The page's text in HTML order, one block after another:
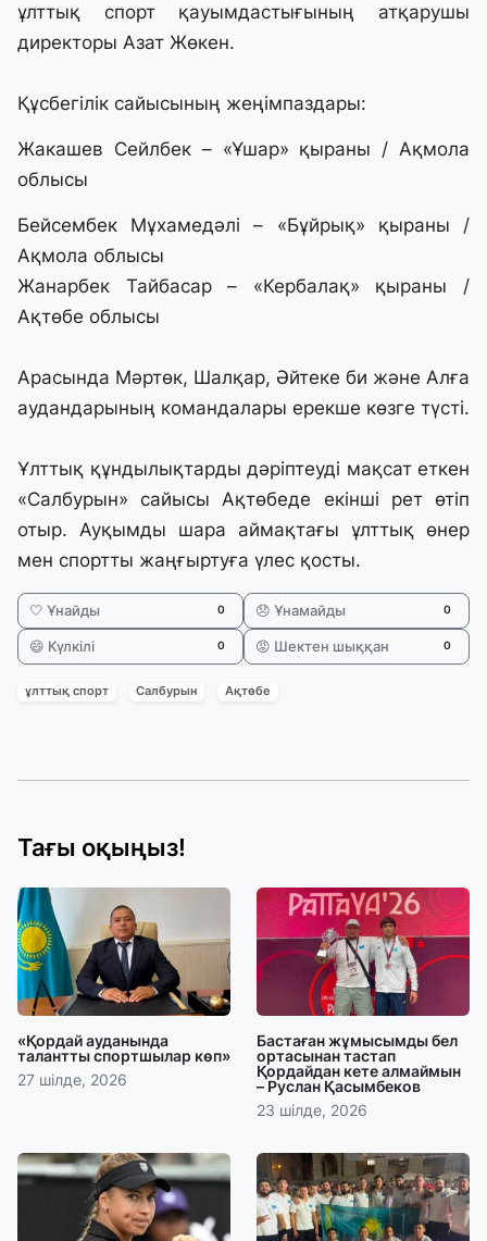
ұлттық спорт қауымдастығының атқарушы
директоры Азат Жөкен.
Құсбегілік сайысының жеңімпаздары:
Жакашев Сейлбек – «Ұшар» қыраны / Ақмола
облысы
Бейсембек Мұхамедәлі – «Бұйрық» қыраны /
Ақмола облысы
Жанарбек Тайбасар – «Кербалақ» қыраны /
Ақтөбе облысы
Арасында Мәртөк, Шалқар, Әйтеке би және Алға
аудандарының командалары ерекше көзге түсті.
Ұлттық құндылықтарды дәріптеуді мақсат еткен
«Салбурын» сайысы Ақтөбеде екінші рет өтіп
отыр. Ауқымды шара аймақтағы ұлттық өнер
мен спортты жаңғыртуға үлес қосты.
🤍 Ұнайды 0 😞 Ұнамайды 0
😄 Күлкілі 0 😡 Шектен шыққан 0
ұлттық спорт Салбурын Ақтөбе
Тағы оқыңыз!
«Қордай ауданында
талантты спортшылар көп»
27 шілде, 2026
Бастаған жұмысымды бел
ортасынан тастап
Қордайдан кете алмаймын
– Руслан Қасымбеков
23 шілде, 2026